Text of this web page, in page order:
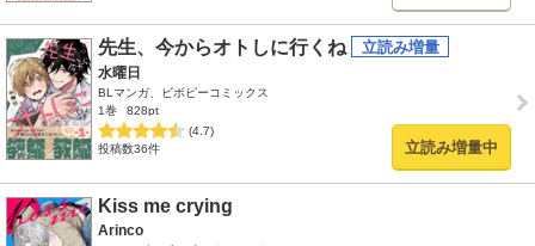
先生、今からオトしに行くね
水曜日
BLマンガ、ビボピーコミックス
1巻
828pt
(4.7)
投稿数36件
立読み増量中
Kiss me crying
Arinco